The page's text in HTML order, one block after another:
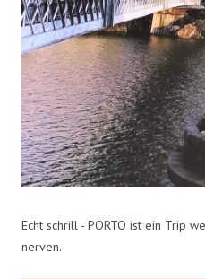
Echt schrill - PORTO ist ein Trip
nerven.